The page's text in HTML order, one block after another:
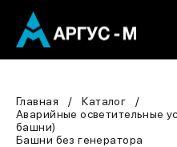
Главная
Каталог
Аварийные осветительные
башни)
Башни без генератора